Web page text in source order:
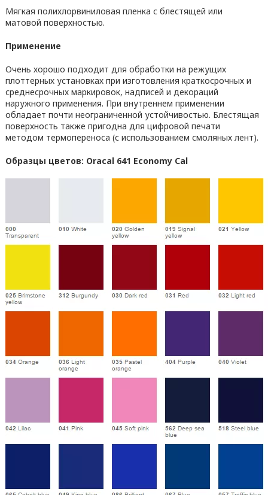
Мягкая полихлорвиниловая пленка с блестящей или
матовой поверхностью.
Применение
Очень хорошо подходит для обработки на режущих
плоттерных установках при изготовления краткосрочных и
среднесрочных маркировок, надписей и декораций
наружного применения. При внутреннем применении
обладает почти неограниченной устойчивостью. Блестящая
поверхность также пригодна для цифровой печати
методом термопереноса (с использованием смоляных лент).
Образцы цветов: Oracal 641 Economy Cal